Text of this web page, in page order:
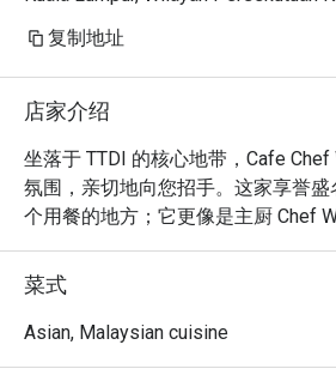
复制地址
店家介绍
坐落于 TTDI 的核心地带，Cafe
氛围，亲切地向您招手。这家享誉
个用餐的地方；它更像是主厨 Chef
旅的生动缩影。空气中回荡着愉快
的马来西亚香料与异国芬芳交织的香
落都仿佛在诉说故事的空间，让您在
时，品尝由马来西亚烹饪大使本人亲
菜式
Asian, Malaysian cuisine